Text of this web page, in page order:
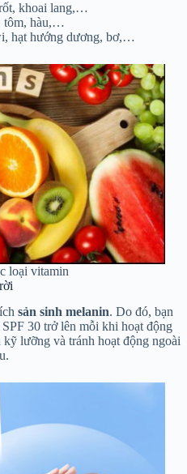
khoai lang,…
tôm, hàu,…
hạt hướng dương, bơ,…
loại vitamin
sản sinh melanin. Do đó, bạn
30 trở lên mỗi khi hoạt động
lưỡng và tránh hoạt động ngoài